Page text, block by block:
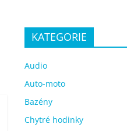
KATEGORIE
Audio
Auto-moto
Bazény
Chytré hodinky